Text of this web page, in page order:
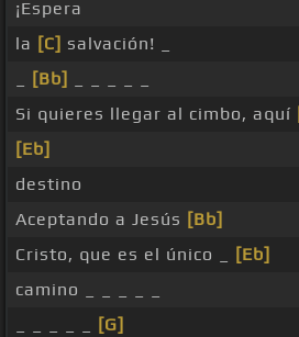
¡Espera
la [C] salvación! _
[Bb]
Si quieres llegar al cimbo, aquí
[Eb]
destino
Aceptando a Jesús [Bb]
Cristo, que es el único _
[Eb]
camino _ _ _ _ _
[G]